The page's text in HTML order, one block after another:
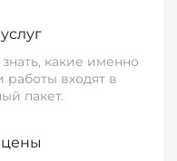
какие именно
работы входят в
пакет.